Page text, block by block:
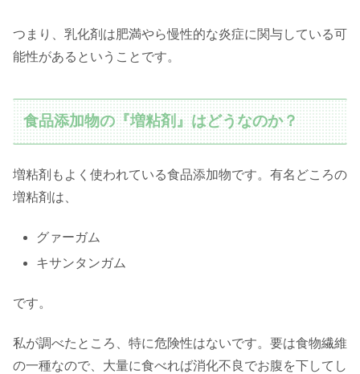
つまり、乳化剤は肥満やら慢性的な炎症に関与している可
能性があるということです。
食品添加物の『増粘剤』はどうなのか？
増粘剤もよく使われている食品添加物です。有名どころの
増粘剤は、
グァーガム
キサンタンガム
です。
私が調べたところ、特に危険性はないです。要は食物繊維
の一種なので、大量に食べれば消化不良でお腹を下してし